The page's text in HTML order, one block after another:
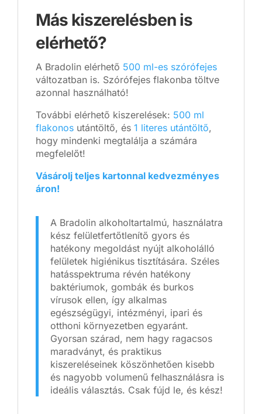
Más kiszerelésben is
elérhető?
A Bradolin elérhető 500 ml-es szórófejes
változatban is. Szórófejes flakonba töltve
azonnal használható!
További elérhető kiszerelések: 500 ml
flakonos utántöltő, és 1 literes utántöltő,
hogy mindenki megtalálja a számára
megfelelőt!
Vásárolj teljes kartonnal kedvezményes
áron!
A Bradolin alkoholtartalmú, használatra
kész felületfertőtlenítő gyors és
hatékony megoldást nyújt alkoholálló
felületek higiénikus tisztítására. Széles
hatásspektruma révén hatékony
baktériumok, gombák és burkos
vírusok ellen, így alkalmas
egészségügyi, intézményi, ipari és
otthoni környezetben egyaránt.
Gyorsan szárad, nem hagy ragacsos
maradványt, és praktikus
kiszereléseinek köszönhetően kisebb
és nagyobb volumenű felhasználásra is
ideális választás. Csak fújd le, és kész!